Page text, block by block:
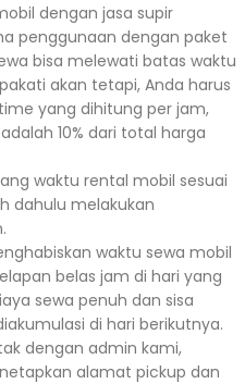
dengan jasa supir
penggunaan dengan paket
bisa melewati batas waktu
akan tetapi, Anda harus
yang dihitung per jam,
10% dari total harga
waktu rental mobil sesuai
dahulu melakukan
waktu sewa mobil
belas jam di hari yang
sewa penuh dan sisa
di hari berikutnya.
dengan admin kami,
alamat pickup dan